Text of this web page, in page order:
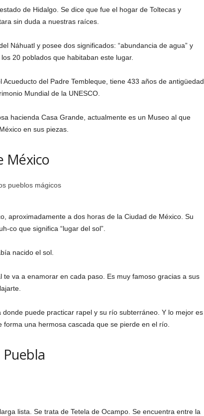
de Hidalgo. Se dice que fue el hogar de Toltecas y
sin duda a nuestras raíces.
Náhuatl y posee dos significados: “abundancia de agua” y
20 poblados que habitaban este lugar.
del Padre Tembleque, tiene 433 años de antigüedad
Mundial de la UNESCO.
hacienda Casa Grande, actualmente es un Museo al que
en sus piezas.
México
aproximadamente a dos horas de la Ciudad de México. Su
co que significa “lugar del sol”.
nacido el sol.
te va a enamorar en cada paso. Es muy famoso gracias a sus
puede practicar rapel y su río subterráneo. Y lo mejor es
una hermosa cascada que se pierde en el río.
lista. Se trata de Tetela de Ocampo. Se encuentra entre la